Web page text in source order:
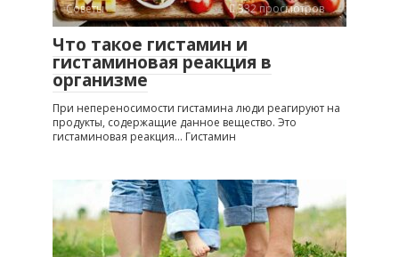
Советы 332 просмотров
Что такое гистамин и
гистаминовая реакция в
организме
При непереносимости гистамина люди реагируют на
продукты, содержащие данное вещество. Это
гистаминовая реакция... Гистамин